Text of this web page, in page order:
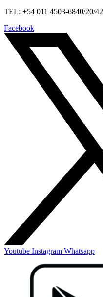
TEL: +54 011 4503-6840/20/42
Facebook
Youtube Instagram Whatsapp